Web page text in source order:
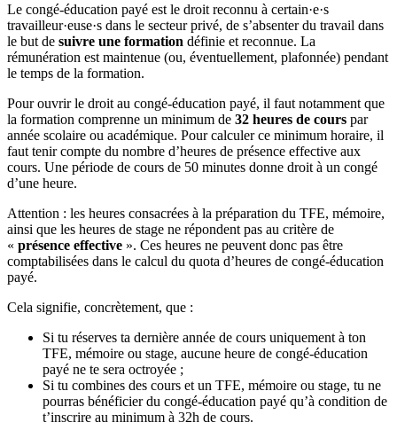
Le congé-éducation payé est le droit reconnu à certain·e·s
travailleur·euse·s dans le secteur privé, de s’absenter du travail dans
le but de suivre une formation définie et reconnue. La
rémunération est maintenue (ou, éventuellement, plafonnée) pendant
le temps de la formation.
Pour ouvrir le droit au congé-éducation payé, il faut notamment que
la formation comprenne un minimum de 32 heures de cours par
année scolaire ou académique. Pour calculer ce minimum horaire, il
faut tenir compte du nombre d’heures de présence effective aux
cours. Une période de cours de 50 minutes donne droit à un congé
d’une heure.
Attention : les heures consacrées à la préparation du TFE, mémoire,
ainsi que les heures de stage ne répondent pas au critère de
« présence effective ». Ces heures ne peuvent donc pas être
comptabilisées dans le calcul du quota d’heures de congé-éducation
payé.
Cela signifie, concrètement, que :
Si tu réserves ta dernière année de cours uniquement à ton
TFE, mémoire ou stage, aucune heure de congé-éducation
payé ne te sera octroyée ;
Si tu combines des cours et un TFE, mémoire ou stage, tu ne
pourras bénéficier du congé-éducation payé qu’à condition de
t’inscrire au minimum à 32h de cours.